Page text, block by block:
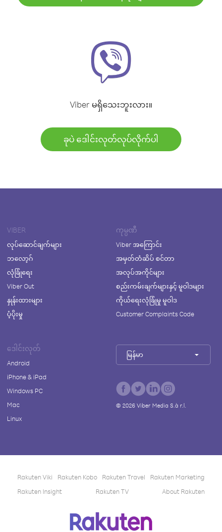
Viber မရှိသေးဘူးလား။
ခုပဲ ဒေါင်းလုတ်လုပ်လိုက်ပါ
VIBER
လုပ်ဆောင်ချက်များ
ဘလော့ဂ်
လုံခြုံရေး
Viber Out
နှုန်းထားများ
ပံ့ပိုးမှု
ကုမ္ပဏီ
Viber အကြောင်း
အမှတ်တံဆိပ် စင်တာ
အလုပ်အကိုင်များ
စည်းကမ်းချက်များနှင့် မူဝါဒများ
ကိုယ်ရေးလုံခြုံမှု မူဝါဒ
Customer Complaints Code
ဒေါင်းလုတ်
Android
iPhone & iPad
Windows PC
Mac
Linux
မြန်မာ
© 2026Viber Media S.à r.l.
Rakuten Viki Rakuten Kobo Rakuten Travel
Rakuten Marketing
Rakuten Insight
Rakuten TV About Rakuten